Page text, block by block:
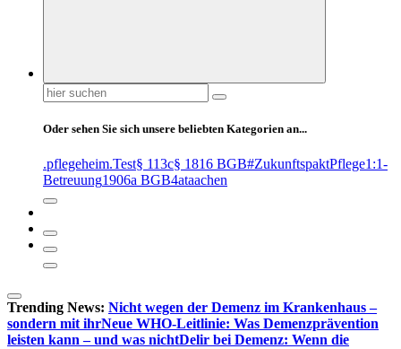
Suchen
nach:
Oder sehen Sie sich unsere beliebten Kategorien an...
.pflegeheim.Test§ 113c§ 1816 BGB#ZukunftspaktPflege1:1-
Betreuung1906a BGB4ataachen
Trending News: Nicht wegen der Demenz im Krankenhaus –
sondern mit ihrNeue WHO-Leitlinie: Was Demenzprävention
leisten kann – und was nichtDelir bei Demenz: Wenn die